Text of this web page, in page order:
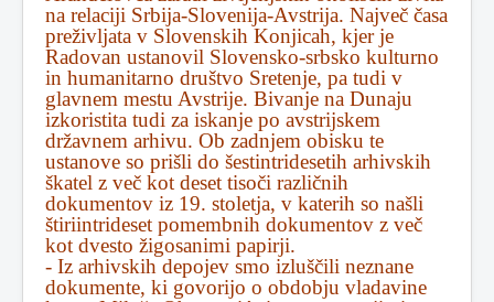
na relaciji Srbija-Slovenija-Avstrija. Največ časa
preživljata v Slovenskih Konjicah, kjer je
Radovan ustanovil Slovensko-srbsko kulturno
in humanitarno društvo Sretenje, pa tudi v
glavnem mestu Avstrije. Bivanje na Dunaju
izkoristita tudi za iskanje po avstrijskem
državnem arhivu. Ob zadnjem obisku te
ustanove so prišli do šestintridesetih arhivskih
škatel z več kot deset tisoči različnih
dokumentov iz 19. stoletja, v katerih so našli
štiriintrideset pomembnih dokumentov z več
kot dvesto žigosanimi papirji.
- Iz arhivskih depojev smo izluščili neznane
dokumente, ki govorijo o obdobju vladavine